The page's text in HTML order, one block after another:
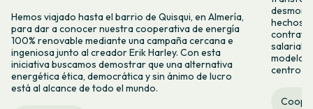
Hemos viajado hasta el barrio de Quisqui, en Almería,
para dar a conocer nuestra cooperativa de energía
100% renovable mediante una campaña cercana e
ingeniosa junto al creador Erik Harley. Con esta
iniciativa buscamos demostrar que una alternativa
energética ética, democrática y sin ánimo de lucro
está al alcance de todo el mundo.
hechos y
salarial y
modelo
centro